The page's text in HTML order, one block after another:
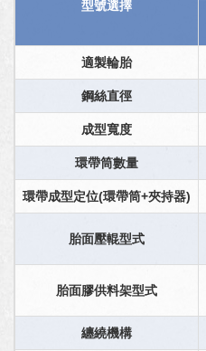
型號選擇
適製輪胎
鋼絲直徑
成型寬度
環帶筒數量
環帶成型定位(環帶筒+夾持器)
胎面壓輥型式
胎面膠供料架型式
纏繞機構